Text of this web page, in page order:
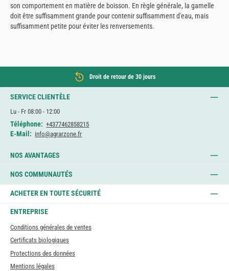
son comportement en matière de boisson. En règle générale, la gamelle
doit être suffisamment grande pour contenir suffisamment d'eau, mais
suffisamment petite pour éviter les renversements.
Droit de retour de 30 jours
SERVICE CLIENTÈLE
Lu - Fr 08:00 - 12:00
Téléphone: +4377462858215
E-Mail: info@agrarzone.fr
NOS AVANTAGES
NOS COMMUNAUTÉS
ACHETER EN TOUTE SÉCURITÉ
ENTREPRISE
Conditions générales de ventes
Certificats biologiques
Protections des données
Mentions légales